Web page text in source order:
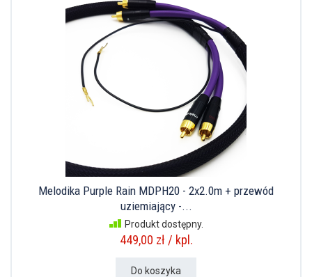
Melodika Purple Rain MDPH20 - 2x2.0m + przewód
uziemiający -...
Produkt dostępny.
449,00 zł / kpl.
Do koszyka